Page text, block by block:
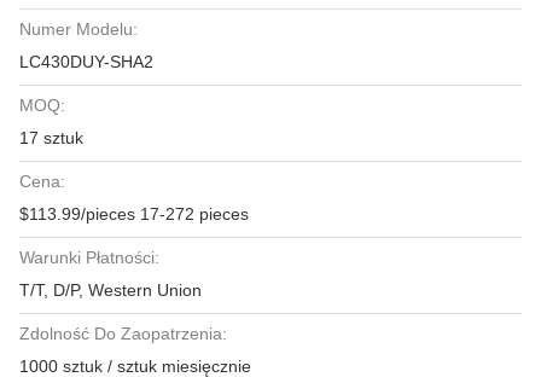
Numer Modelu:
LC430DUY-SHA2
MOQ:
17 sztuk
Cena:
$113.99/pieces 17-272 pieces
Warunki Płatności:
T/T, D/P, Western Union
Zdolność Do Zaopatrzenia:
1000 sztuk / sztuk miesięcznie